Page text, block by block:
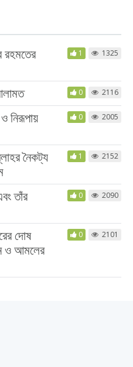
রহমতের
1 1325
0 2116
নিরূপায়
0 2005
নৈকট্য
1 2152
তাঁর
0 2090
দোষ
ও আমলের
0 2101